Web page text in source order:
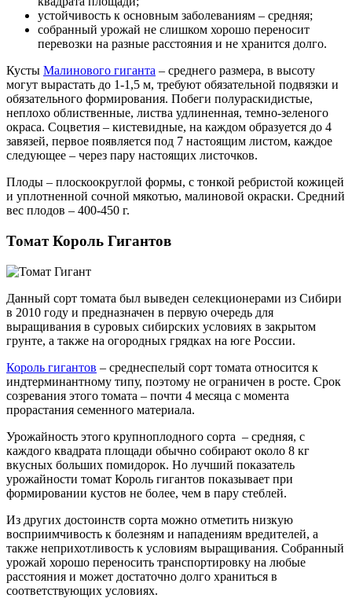
устойчивость к основным заболеваниям – средняя;
собранный урожай не слишком хорошо переносит
перевозки на разные расстояния и не хранится долго.
Кусты Малинового гиганта – среднего размера, в высоту
могут вырастать до 1-1,5 м, требуют обязательной подвязки и
обязательного формирования. Побеги полураскидистые,
неплохо облиственные, листва удлиненная, темно-зеленого
окраса. Соцветия – кистевидные, на каждом образуется до 4
завязей, первое появляется под 7 настоящим листом, каждое
следующее – через пару настоящих листочков.
Плоды – плоскоокруглой формы, с тонкой ребристой кожицей
и уплотненной сочной мякотью, малиновой окраски. Средний
вес плодов – 400-450 г.
Томат Король Гигантов
Данный сорт томата был выведен селекционерами из Сибири
в 2010 году и предназначен в первую очередь для
выращивания в суровых сибирских условиях в закрытом
грунте, а также на огородных грядках на юге России.
Король гигантов – среднеспелый сорт томата относится к
индтерминантному типу, поэтому не ограничен в росте. Срок
созревания этого томата – почти 4 месяца с момента
прорастания семенного материала.
Урожайность этого крупноплодного сорта – средняя, с
каждого квадрата площади обычно собирают около 8 кг
вкусных больших помидорок. Но лучший показатель
урожайности томат Король гигантов показывает при
формировании кустов не более, чем в пару стеблей.
Из других достоинств сорта можно отметить низкую
восприимчивость к болезням и нападениям вредителей, а
также неприхотливость к условиям выращивания. Собранный
урожай хорошо переносить транспортировку на любые
расстояния и может достаточно долго храниться в
соответствующих условиях.